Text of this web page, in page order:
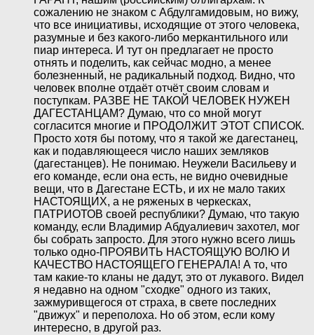
сожалению не знаком с Абдулгамидовым, но вижу,
что все инициативы, исходящие от этого человека,
разумные и без какого-либо меркантильного или
пиар интереса. И тут он предлагает не просто
отнять и поделить, как сейчас модно, а менее
болезненный, не радикальный подход. Видно, что
человек вполне отдаёт отчёт своим словам и
поступкам. РАЗВЕ НЕ ТАКОЙ ЧЕЛОВЕК НУЖЕН
ДАГЕСТАНЦАМ? Думаю, что со мной могут
согласится многие и ПРОДОЛЖИТ ЭТОТ СПИСОК.
Просто хотя бы потому, что я такой же дагестанец,
как и подавляющееся число наших земляков
(дагестанцев). Не понимаю. Неужели Васильеву и
его команде, если она есть, не видно очевидные
вещи, что в Дагестане ЕСТЬ, и их не мало таких
НАСТОЯЩИХ, а не ряженых в черкесках,
ПАТРИОТОВ своей республики? Думаю, что такую
команду, если Владимир Абдуалиевич захотел, мог
бы собрать запросто. Для этого нужно всего лишь
только одно-ПРОЯВИТЬ НАСТОЯЩУЮ ВОЛЮ И
КАЧЕСТВО НАСТОЯЩЕГО ГЕНЕРАЛА! А то, что
там какие-то кланы не дадут, это от лукавого. Видел
я недавно на одном "сходке" одного из таких,
зажмуривщегося от страха, в свете последних
"движух" и переполоха. Но об этом, если кому
интересно, в другой раз.